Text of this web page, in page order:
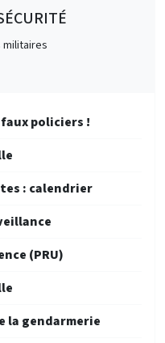
militaires
policiers !
: calendrier
(PRU)
la gendarmerie